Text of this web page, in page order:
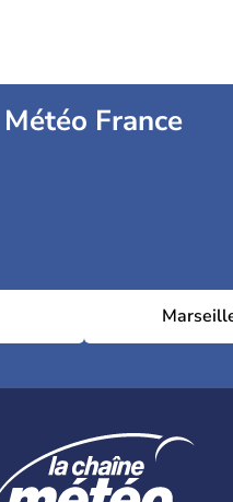
Météo France